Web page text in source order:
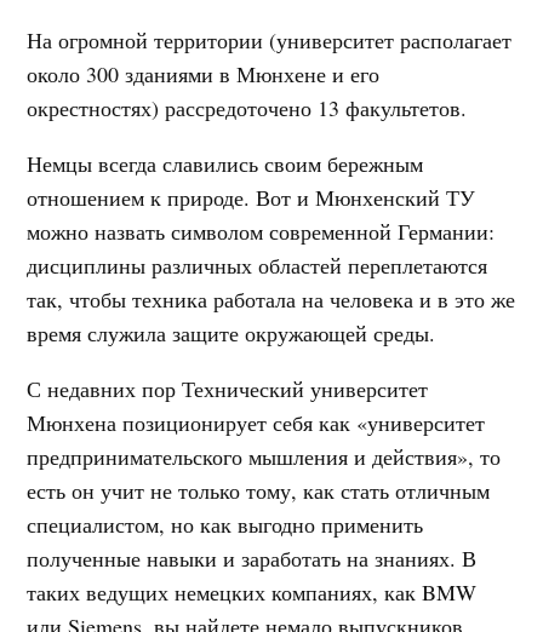
На огромной территории (университет располагает
около 300 зданиями в Мюнхене и его
окрестностях) рассредоточено 13 факультетов.
Немцы всегда славились своим бережным
отношением к природе. Вот и Мюнхенский ТУ
можно назвать символом современной Германии:
дисциплины различных областей переплетаются
так, чтобы техника работала на человека и в это же
время служила защите окружающей среды.
С недавних пор Технический университет
Мюнхена позиционирует себя как «университет
предпринимательского мышления и действия», то
есть он учит не только тому, как стать отличным
специалистом, но как выгодно применить
полученные навыки и заработать на знаниях. В
таких ведущих немецких компаниях, как BMW
или Siemens, вы найдете немало выпускников